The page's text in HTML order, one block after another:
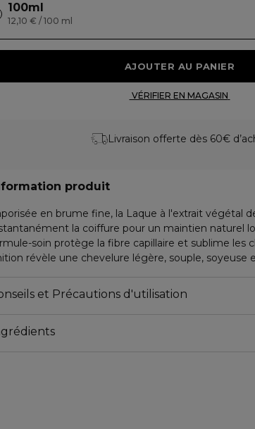
100ml
12,10 € / 100 ml
Livraison offerte dès 60€
produit
en brume fine, la Laque à l'extrait végétal
la coiffure pour un maintien naturel
soin protège la fibre capillaire et sublime les
révèle une chevelure légère, souple, soyeuse
et Précautions d'utilisation